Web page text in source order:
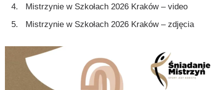
Mistrzynie w Szkołach 2026 Kraków – video
Mistrzynie w Szkołach 2026 Kraków – zdjęcia